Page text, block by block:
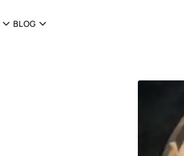
BLOG